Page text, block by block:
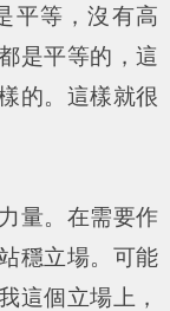
等，沒有高
是平等的，這
的。這樣就很
量。在需要作
穩立場。可能
這個立場上，